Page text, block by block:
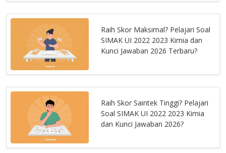
Raih Skor Maksimal? Pelajari Soal
SIMAK UI 2022 2023 Kimia dan
Kunci Jawaban 2026 Terbaru?
Raih Skor Saintek Tinggi? Pelajari
Soal SIMAK UI 2022 2023 Kimia
dan Kunci Jawaban 2026?